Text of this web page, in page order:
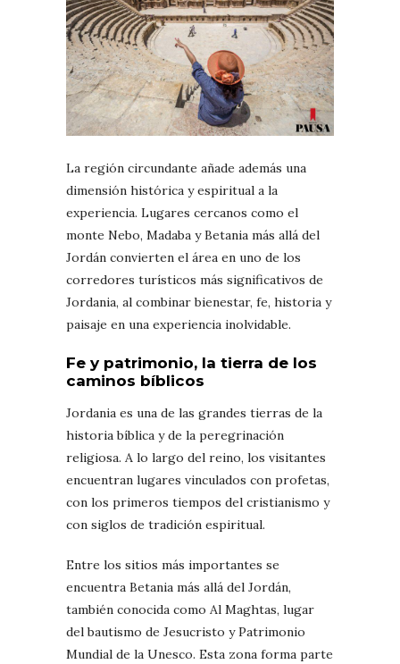
La región circundante añade además una
dimensión histórica y espiritual a la
experiencia. Lugares cercanos como el
monte Nebo, Madaba y Betania más allá del
Jordán convierten el área en uno de los
corredores turísticos más significativos de
Jordania, al combinar bienestar, fe, historia y
paisaje en una experiencia inolvidable.
Fe y patrimonio, la tierra de los
caminos bíblicos
Jordania es una de las grandes tierras de la
historia bíblica y de la peregrinación
religiosa. A lo largo del reino, los visitantes
encuentran lugares vinculados con profetas,
con los primeros tiempos del cristianismo y
con siglos de tradición espiritual.
Entre los sitios más importantes se
encuentra Betania más allá del Jordán,
también conocida como Al Maghtas, lugar
del bautismo de Jesucristo y Patrimonio
Mundial de la Unesco. Esta zona forma parte